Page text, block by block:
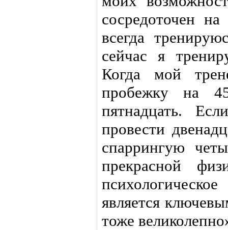
сосредоточен
всегда
сейчас я
Когда мой
пробежку на
пятнадцать.
провести
спаррингую
прекрасной
является
тоже